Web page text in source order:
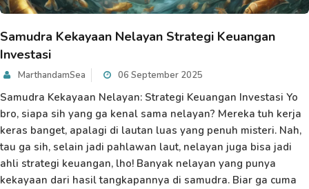
Samudra Kekayaan Nelayan Strategi Keuangan
Investasi
MarthandamSea 06 September 2025
Samudra Kekayaan Nelayan: Strategi Keuangan Investasi Yo
bro, siapa sih yang ga kenal sama nelayan? Mereka tuh kerja
keras banget, apalagi di lautan luas yang penuh misteri. Nah,
tau ga sih, selain jadi pahlawan laut, nelayan juga bisa jadi
ahli strategi keuangan, lho! Banyak nelayan yang punya
kekayaan dari hasil tangkapannya di samudra. Biar ga cuma